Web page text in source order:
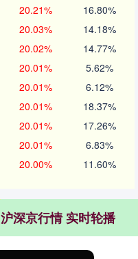
20.21% 16.80%
20.03% 14.18%
20.02% 14.77%
20.01% 5.62%
20.01% 6.12%
20.01% 18.37%
20.01% 17.26%
20.01% 6.83%
20.00% 11.60%
沪深京行情 实时轮播